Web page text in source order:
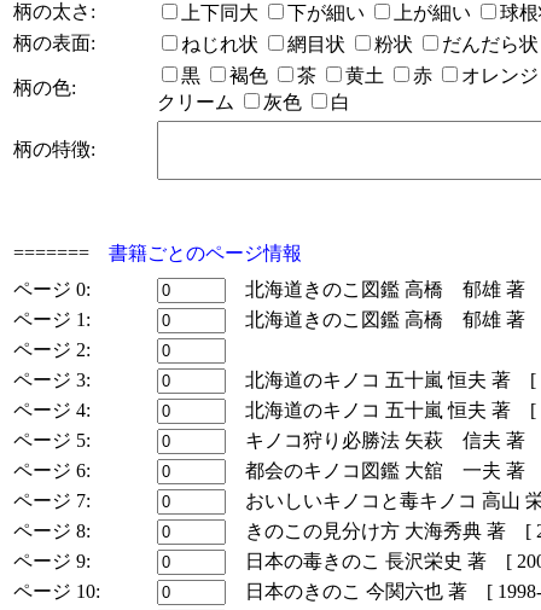
柄の太さ:
上下同大 下が細い 上が細い
球
柄の表面:
ねじれ状 網目状 粉状 だんだら
柄の色:
黒 褐色 茶 黄土 赤
オレン
クリーム
灰色 白
柄の特徴:
======= 書籍ごとのページ情報
ページ 0:
北海道きのこ図鑑 高橋 郁雄 著 [
ページ 1:
北海道きのこ図鑑 高橋 郁雄 著 [
ページ 2:
ページ 3:
北海道のキノコ 五十嵐 恒夫 著 [
ページ 4:
北海道のキノコ 五十嵐 恒夫 著 [
ページ 5:
キノコ狩り必勝法 矢萩 信夫 著 [
ページ 6:
都会のキノコ図鑑 大舘 一夫 著 [
ページ 7:
おいしいキノコと毒キノコ 高山
ページ 8:
きのこの見分け方 大海秀典 著 [
ページ 9:
日本の毒きのこ 長沢栄史 著 [
ページ 10:
日本のきのこ 今関六也 著 [ 1998-